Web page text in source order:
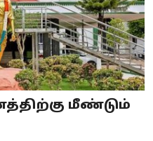
மீண்டும்